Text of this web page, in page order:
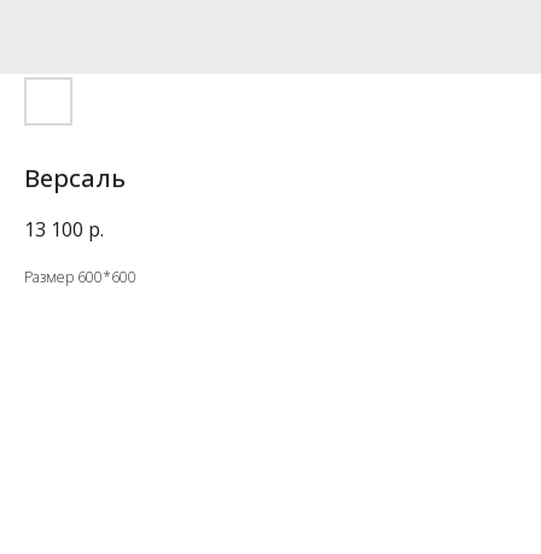
Версаль
13 100 р.
Размер 600*600